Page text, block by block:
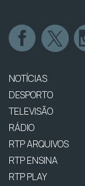
NOTÍCIAS
DESPORTO
TELEVISÃO
RÁDIO
RTP ARQUIVOS
RTP ENSINA
RTP PLAY